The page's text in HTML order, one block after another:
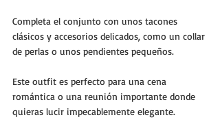
Completa el conjunto con unos tacones
clásicos y accesorios delicados, como un collar
de perlas o unos pendientes pequeños.
Este outfit es perfecto para una cena
romántica o una reunión importante donde
quieras lucir impecablemente elegante.